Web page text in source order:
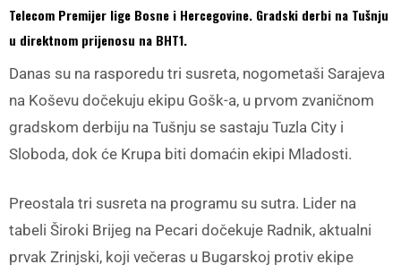
Telecom Premijer lige Bosne i Hercegovine. Gradski derbi na Tušnju
u direktnom prijenosu na BHT1.
Danas su na rasporedu tri susreta, nogometaši Sarajeva
na Koševu dočekuju ekipu Gošk-a, u prvom zvaničnom
gradskom derbiju na Tušnju se sastaju Tuzla City i
Sloboda, dok će Krupa biti domaćin ekipi Mladosti.
Preostala tri susreta na programu su sutra. Lider na
tabeli Široki Brijeg na Pecari dočekuje Radnik, aktualni
prvak Zrinjski, koji večeras u Bugarskoj protiv ekipe